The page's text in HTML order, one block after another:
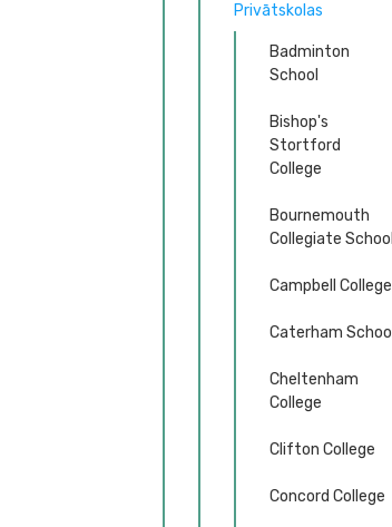
Privātskolas
Badminton
School
Bishop's
Stortford
College
Bournemouth
Collegiate School
Campbell College
Caterham School
Cheltenham
College
Clifton College
Concord College